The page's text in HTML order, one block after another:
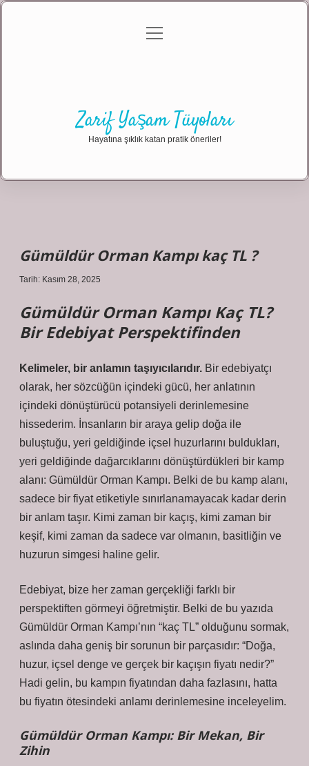
Gizlilik Politikası
menüyü
Zarif Yaşam Tüyoları
Hayatına şıklık katan pratik öneriler!
Gümüldür Orman Kampı kaç TL ?
Tarih: Kasım 28, 2025
Gümüldür Orman Kampı Kaç TL?
Bir Edebiyat Perspektifinden
Kelimeler, bir anlamın taşıyıcılarıdır. Bir edebiyatçı
olarak, her sözcüğün içindeki gücü, her anlatının
içindeki dönüştürücü potansiyeli derinlemesine
hissederim. İnsanların bir araya gelip doğa ile
buluştuğu, yeri geldiğinde içsel huzurlarını buldukları,
yeri geldiğinde dağarcıklarını dönüştürdükleri bir kamp
alanı: Gümüldür Orman Kampı. Belki de bu kamp alanı,
sadece bir fiyat etiketiyle sınırlanamayacak kadar derin
bir anlam taşır. Kimi zaman bir kaçış, kimi zaman bir
keşif, kimi zaman da sadece var olmanın, basitliğin ve
huzurun simgesi haline gelir.
Edebiyat, bize her zaman gerçekliği farklı bir
perspektiften görmeyi öğretmiştir. Belki de bu yazıda
Gümüldür Orman Kampı’nın “kaç TL” olduğunu sormak,
aslında daha geniş bir sorunun bir parçasıdır: “Doğa,
huzur, içsel denge ve gerçek bir kaçışın fiyatı nedir?”
Hadi gelin, bu kampın fiyatından daha fazlasını, hatta
bu fiyatın ötesindeki anlamı derinlemesine inceleyelim.
Gümüldür Orman Kampı: Bir Mekan, Bir
Zihin